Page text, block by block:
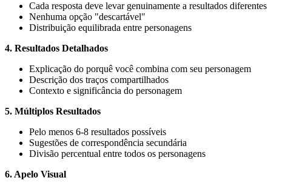
Cada resposta deve levar genuinamente a resultados diferentes
Nenhuma opção "descartável"
Distribuição equilibrada entre personagens
4. Resultados Detalhados
Explicação do porquê você combina com seu personagem
Descrição dos traços compartilhados
Contexto e significância do personagem
5. Múltiplos Resultados
Pelo menos 6-8 resultados possíveis
Sugestões de correspondência secundária
Divisão percentual entre todos os personagens
6. Apelo Visual